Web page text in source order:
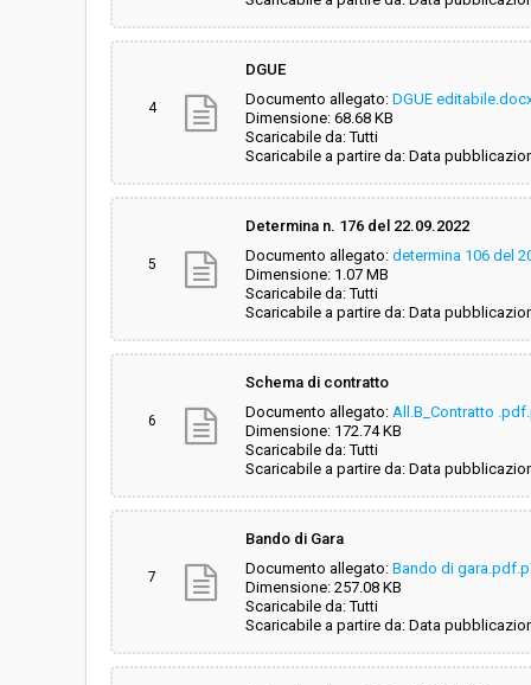
4
DGUE
Documento allegato: DGUE
Dimensione: 68.68 KB
Scaricabile da: Tutti
Scaricabile a partire da: Data
5
Determina n. 176 del 22.09.2022
Documento allegato: determina 106 del
Dimensione: 1.07 MB
Scaricabile da: Tutti
Scaricabile a partire da: Data
6
Schema di contratto
Documento allegato: All.B_Contratto
Dimensione: 172.74 KB
Scaricabile da: Tutti
Scaricabile a partire da: Data
7
Bando di Gara
Documento allegato: Bando di
Dimensione: 257.08 KB
Scaricabile da: Tutti
Scaricabile a partire da: Data